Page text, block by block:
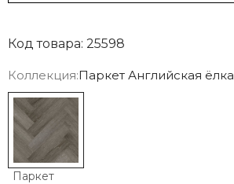
Код товара: 25598
Коллекция:Паркет Английская ёлка
Паркет